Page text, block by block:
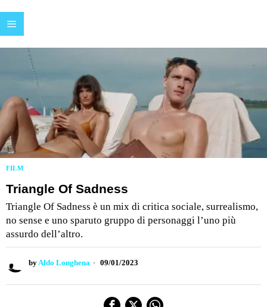
FILM
Triangle Of Sadness
Triangle Of Sadness è un mix di critica sociale, surrealismo,
no sense e uno sparuto gruppo di personaggi l’uno più
assurdo dell’altro.
by Aldo Longhena 09/01/2023